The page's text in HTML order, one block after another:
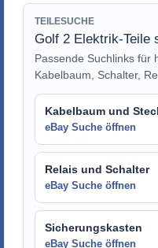
TEILESUCHE
Golf 2 Elektrik-Teile
Passende Suchlinks für
Kabelbaum, Schalter,
Kabelbaum und
eBay Suche öffnen
Relais und Schalter
eBay Suche öffnen
Sicherungskasten
eBay Suche öffnen